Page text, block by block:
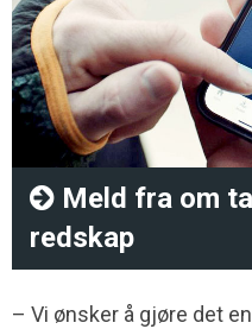
Meld fra om
redskap
– Vi ønsker å gjøre det